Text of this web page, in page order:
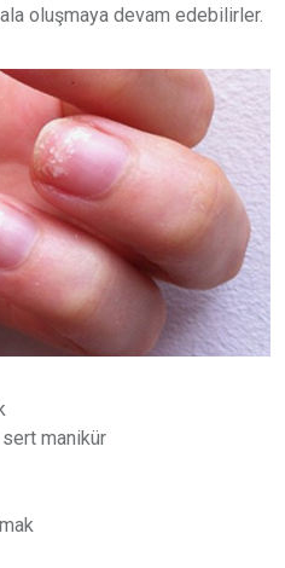
oluşmaya devam edebilirler.
sert manikür